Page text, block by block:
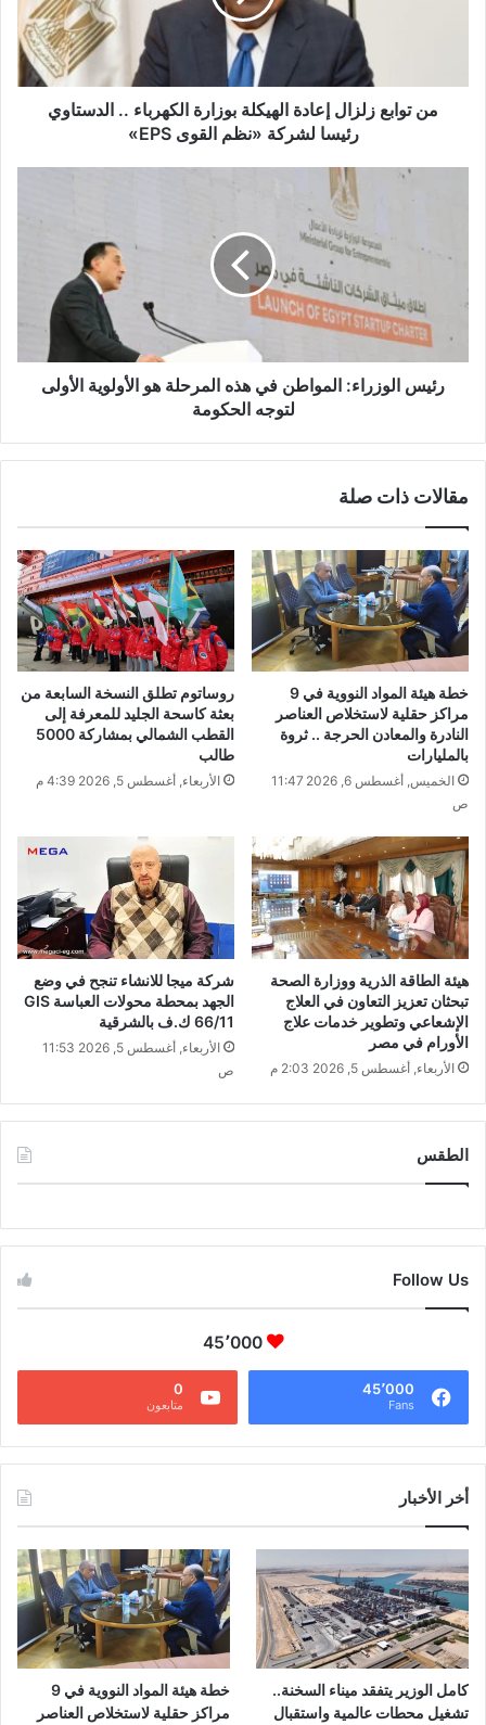
من توابع زلزال إعادة الهيكلة بوزارة الكهرباء .. الدستاوي
رئيسا لشركة «نظم القوى EPS»
رئيس الوزراء: المواطن في هذه المرحلة هو الأولوية الأولى
لتوجه الحكومة
مقالات ذات صلة
خطة هيئة المواد النووية في 9
مراكز حقلية لاستخلاص العناصر
النادرة والمعادن الحرجة .. ثروة
بالمليارات
الخميس, أغسطس 6, 2026 11:47
ص
روساتوم تطلق النسخة السابعة من
بعثة كاسحة الجليد للمعرفة إلى
القطب الشمالي بمشاركة 5000
طالب
الأربعاء, أغسطس 5, 2026 4:39 م
هيئة الطاقة الذرية ووزارة الصحة
تبحثان تعزيز التعاون في العلاج
الإشعاعي وتطوير خدمات علاج
الأورام في مصر
الأربعاء, أغسطس 5, 2026 2:03 م
شركة ميجا للانشاء تنجح في وضع
الجهد بمحطة محولات العباسة GIS
66/11 ك.ف بالشرقية
الأربعاء, أغسطس 5, 2026 11:53
ص
الطقس
Follow Us
45٬000
45٬000
Fans
0
متابعون
أخر الأخبار
كامل الوزير يتفقد ميناء السخنة..
تشغيل محطات عالمية واستقبال
خطة هيئة المواد النووية في 9
مراكز حقلية لاستخلاص العناصر